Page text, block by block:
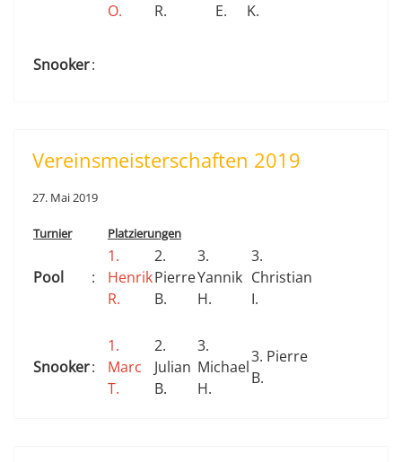
O.
R.
E.
K.
Snooker:
Vereinsmeisterschaften 2019
27. Mai 2019
Turnier Platzierungen
Pool :
1.
Henrik
R.
2.
Pierre
B.
3.
Yannik
H.
3.
Christian
I.
Snooker:
1.
Marc
T.
2.
Julian
B.
3.
Michael
H.
3. Pierre
B.